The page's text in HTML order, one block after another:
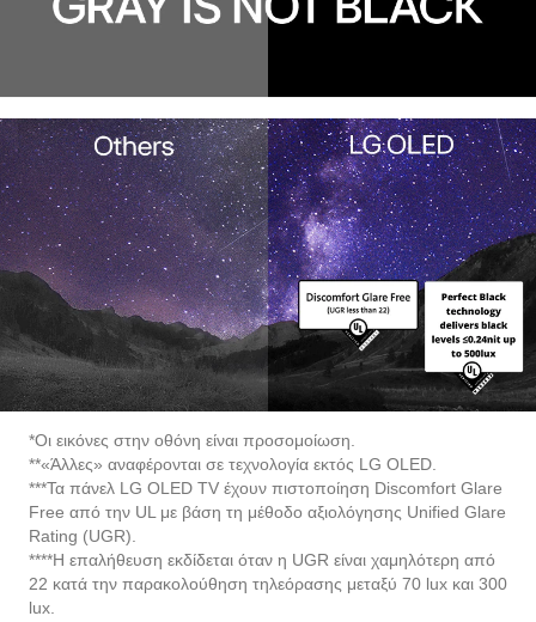
*Οι εικόνες στην οθόνη είναι προσομοίωση.
***Τα πάνελ LG OLED TV έχουν πιστοποίηση Discomfort Glare
Free από την UL με βάση τη μέθοδο αξιολόγησης Unified Glare
Rating (UGR).
****Η επαλήθευση εκδίδεται όταν η UGR είναι χαμηλότερη από
22 κατά την παρακολούθηση τηλεόρασης μεταξύ 70 lux και 300
lux.
*****Η οθόνη LG OLED που ισχύει μόνο για τα μοντέλα C4, B4
και CS4 επαληθεύτηκε από την UL για το απόλυτο μαύρο